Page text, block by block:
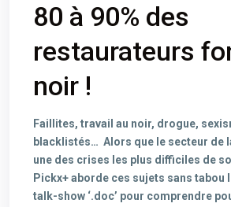
80 à 90% des
restaurateurs
noir !
Faillites, travail au noir, drogue,
blacklistés… Alors que le secteur de
une des crises les plus difficiles de
Pickx+ aborde ces sujets sans tabou
talk-show ‘.doc’ pour comprendre